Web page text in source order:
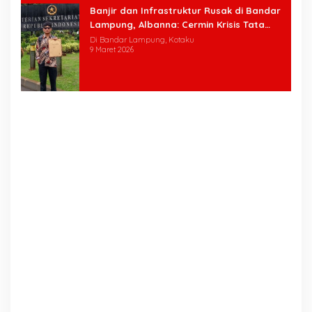
Banjir dan Infrastruktur Rusak di Bandar
Lampung, Albanna: Cermin Krisis Tata
Kelola
Di Bandar Lampung, Kotaku
9 Maret 2026